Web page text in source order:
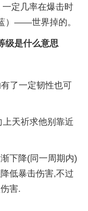
定几率在爆击时
）——世界掉的。
级是什么意思
了一定韧性也可
天祈求他别靠近
下降(同一周期内)
低暴击伤害,不过
害.